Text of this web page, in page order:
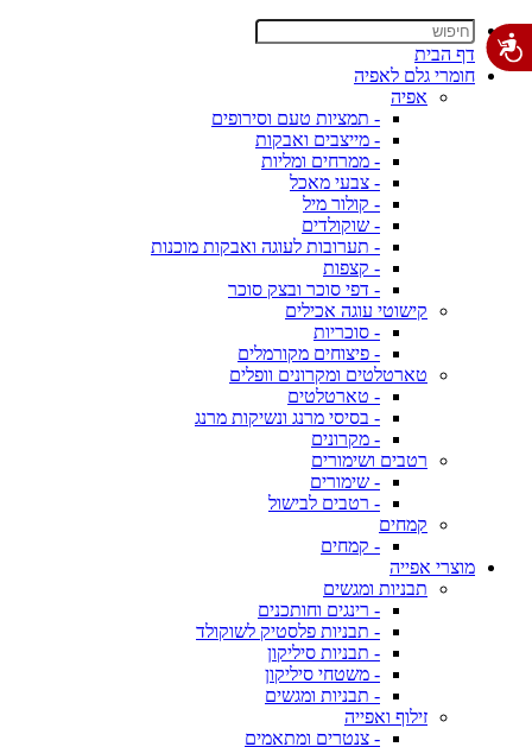
דף הבית
חומרי גלם לאפיה
אפיה
- תמציות טעם וסירופים
- מייצבים ואבקות
- ממרחים ומליות
- צבעי מאכל
- קולור מיל
- שוקולדים
- תערובות לעוגה ואבקות מוכנות
- קצפות
- דפי סוכר ובצק סוכר
קישוטי עוגה אכילים
- סוכריות
- פיצוחים מקורמלים
טארטלטים ומקרונים וופלים
- טארטלטים
- בסיסי מרנג ונשיקות מרנג
- מקרונים
רטבים ושימורים
- שימורים
- רטבים לבישול
קמחים
- קמחים
מוצרי אפייה
תבניות ומגשים
- רינגים וחותכנים
- תבניות פלסטיק לשוקולד
- תבניות סיליקון
- משטחי סיליקון
- תבניות ומגשים
זילוף ואפייה
- צנטרים ומתאמים